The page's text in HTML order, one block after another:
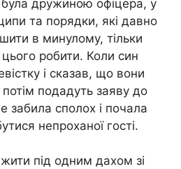
дружиною офіцера, у
та порядки, які давно
в минулому, тільки
робити. Коли син
і сказав, що вони
подадуть заяву до
сполох і почала
непроханої гості.
жити під одним дахом зі